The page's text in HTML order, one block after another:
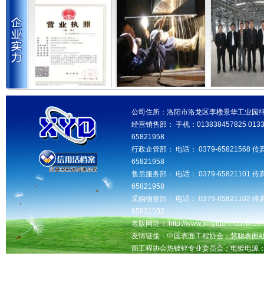
公司住所：洛阳市洛龙区李楼景华工业
经营销售部： 手机：013838457825
65821958
行政企管部： 电话： 0379-65821568 传
65821958
售后服务部： 电话： 0379-65821101 传
65821958
采购物管部： 电话： 0379-65821102 传
65821102
老版网址： http://www.xinyida-
友情链接：中国表面工程协会；慧聪表面
面工程协会热镀锌专业委员会；电镀电源